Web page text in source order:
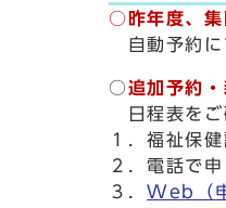
○昨年度、集
自動予約に
○追加予約
日程表をご
１．福祉保
２．電話で
３．Web（